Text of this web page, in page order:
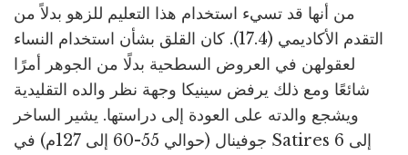
من أنها قد تسيء استخدام هذا التعليم للزهو بدلاً من
التقدم الأكاديمي (17.4). كان القلق بشأن استخدام النساء
لعقولهن في العروض السطحية بدلًا من الجوهر أمرًا
شائعًا ومع ذلك يرفض سينيكا وجهة نظر والده التقليدية
ويشجع والدته على العودة إلى دراستها. يشير الساخر
جوفينال (حوالي 55-60 إلى 127م) في Satires 6 إلى